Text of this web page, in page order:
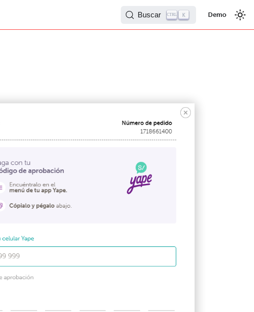
Buscar CTRL K Demo